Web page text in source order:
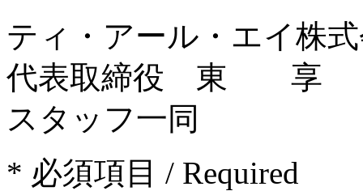
ティ・アール・エイ株
代表取締役 東 享
スタッフ一同
* 必須項目 / Required